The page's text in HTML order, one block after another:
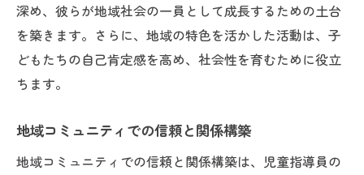
深め、彼らが地域社会の一員として成長するための土台
を築きます。さらに、地域の特色を活かした活動は、子
どもたちの自己肯定感を高め、社会性を育むために役立
ちます。
地域コミュニティでの信頼と関係構築
地域コミュニティでの信頼と関係構築は、児童指導員の